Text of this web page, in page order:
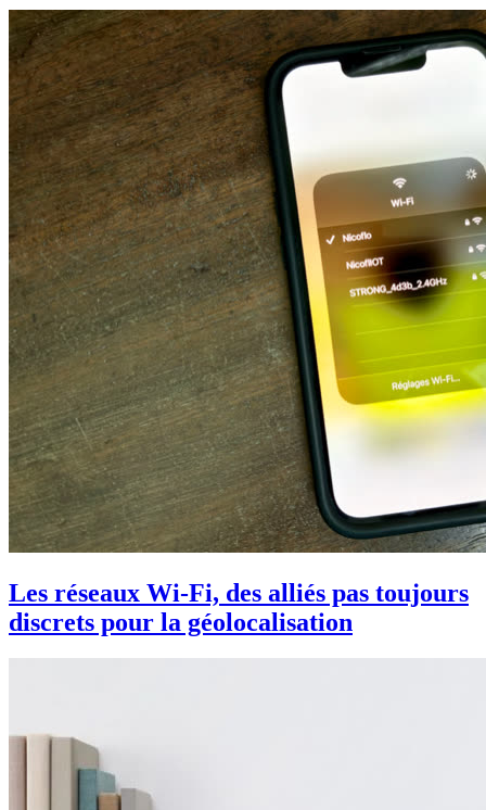
Les réseaux Wi-Fi, des alliés pas toujours
discrets pour la géolocalisation